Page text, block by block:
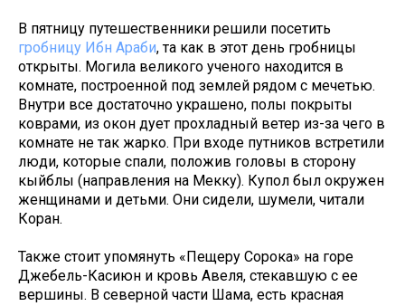
В пятницу путешественники решили посетить
гробницу Ибн Араби, та как в этот день гробницы
открыты. Могила великого ученого находится в
комнате, построенной под землей рядом с мечетью.
Внутри все достаточно украшено, полы покрыты
коврами, из окон дует прохладный ветер из-за чего в
комнате не так жарко. При входе путников встретили
люди, которые спали, положив головы в сторону
кыйблы (направления на Мекку). Купол был окружен
женщинами и детьми. Они сидели, шумели, читали
Коран.
Также стоит упомянуть «Пещеру Сорока» на горе
Джебель-Касиюн и кровь Авеля, стекавшую с ее
вершины. В северной части Шама, есть красная